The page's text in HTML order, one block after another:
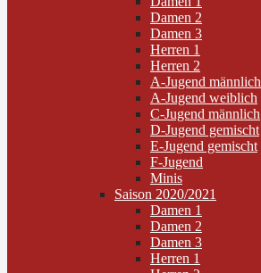
Damen 2
Damen 3
Herren 1
Herren 2
A-Jugend männlich
A-Jugend weiblich
C-Jugend männlich
D-Jugend gemischt
E-Jugend gemischt
F-Jugend
Minis
Saison 2020/2021
Damen 1
Damen 2
Damen 3
Herren 1